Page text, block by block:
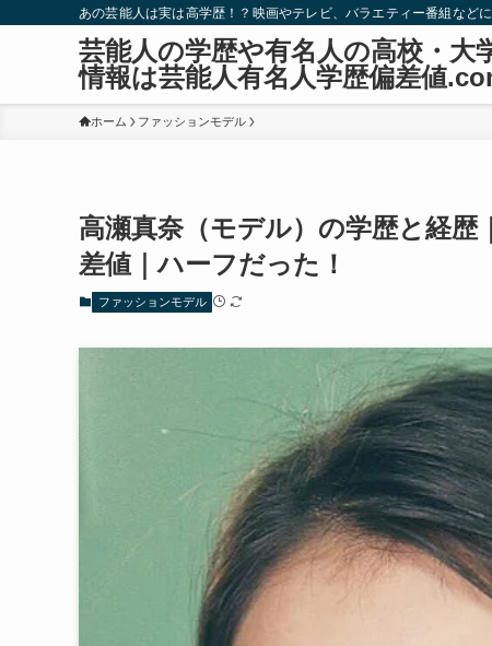
あの芸能人は実は高学歴！？映画やテレビ、バラエティー番組など
芸能人の学歴や有名人の高校・大
情報は芸能人有名人学歴偏差値
ホーム ファッションモデル
高瀬真奈（モデル）の学歴と経歴
差値｜ハーフだった！
ファッションモデル